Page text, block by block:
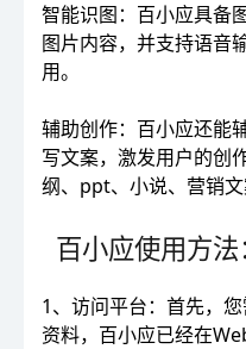
智能识图：百小应具备
图片内容，并支持语音
用。
辅助创作：百小应还能
写文案，激发用户的创
纲、ppt、小说、营销文
百小应使用方法
1、访问平台：首先，
资料，百小应已经在